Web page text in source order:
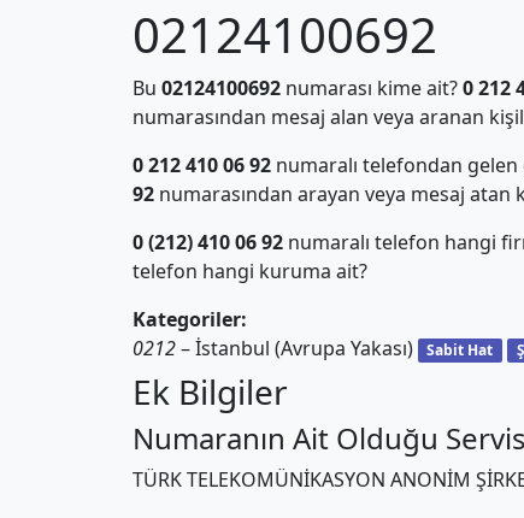
02124100692
Bu 02124100692numarası kime ait?0 212
numarasından mesaj alan veya aranan
0 212 410 06 92numaralı telefondan gelen
92numarasından arayan veya mesaj atan
0 (212) 410 06 92numaralı telefon hangi
telefon hangi kuruma ait?
Kategoriler:
0212– İstanbul (Avrupa Yakası) Sabit Hat
Ek Bilgiler
Numaranın Ait Olduğu Servis
TÜRK TELEKOMÜNİKASYON ANONİM